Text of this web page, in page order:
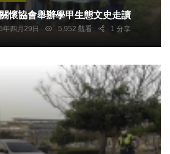
懷協會舉辦學甲生態文史走讀
年四月29日 5,952 觀看 1 分享